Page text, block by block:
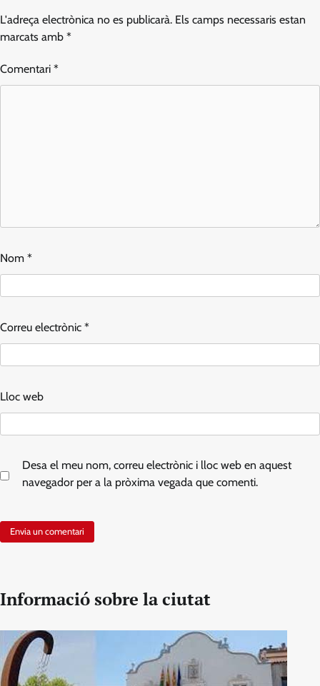
L'adreça electrònica no es publicarà. Els camps necessaris estan
marcats amb *
Comentari *
Nom *
Correu electrònic *
Lloc web
Desa el meu nom, correu electrònic i lloc web en aquest
navegador per a la pròxima vegada que comenti.
Informació sobre la ciutat